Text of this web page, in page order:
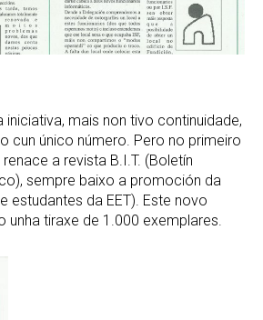
iniciativa, mais non tivo continuidade,
cun único número. Pero no primeiro
a revista B.I.T. (Boletín
sempre baixo a promoción da
estudantes da EET). Este novo
unha tiraxe de 1.000 exemplares.